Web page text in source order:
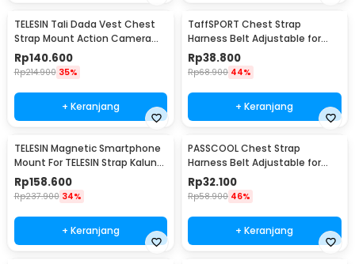
TELESIN Tali Dada Vest Chest
Strap Mount Action Camera
Quick Release - S2-CGP-01
Rp140.600
Rp214.900 35%
+ Keranjang
TaffSPORT Chest Strap
Harness Belt Adjustable for
GoPro and Smartphone - G-11
Rp38.800
Rp68.900 44%
+ Keranjang
TELESIN Magnetic Smartphone
Mount For TELESIN Strap Kalung
- P7-MB-01
Rp158.600
Rp237.900 34%
+ Keranjang
PASSCOOL Chest Strap
Harness Belt Adjustable for
GoPro and Smartphone - PL03
Rp32.100
Rp58.900 46%
+ Keranjang